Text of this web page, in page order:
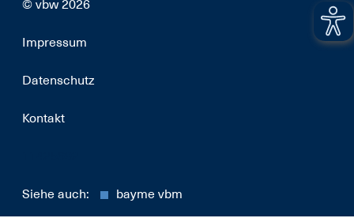
© vbw 2026
Impressum
Datenschutz
Kontakt
Siehe auch: bayme vbm